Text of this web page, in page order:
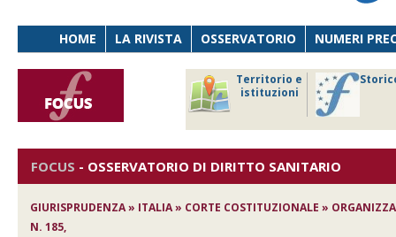
HOME LA RIVISTA OSSERVATORIO NUMERI
Territorio e
istituzioni
FOCUS - OSSERVATORIO DI DIRITTO SANITARIO
GIURISPRUDENZA » ITALIA » CORTE COSTITUZIONALE »
N. 185,